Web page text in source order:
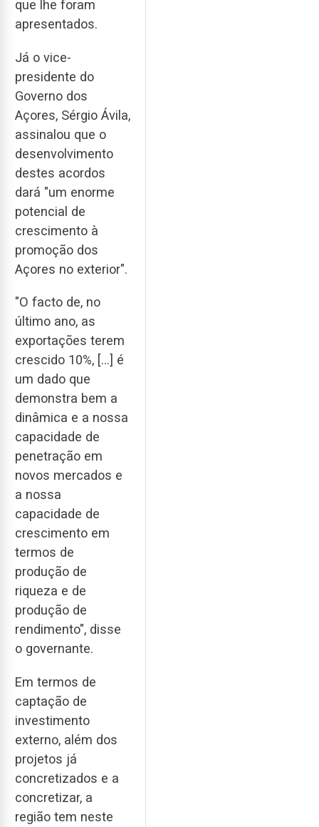
que lhe foram
apresentados.
Já o vice-
presidente do
Governo dos
Açores, Sérgio Ávila,
assinalou que o
desenvolvimento
destes acordos
dará "um enorme
potencial de
crescimento à
promoção dos
Açores no exterior".
"O facto de, no
último ano, as
exportações terem
crescido 10%, [...] é
um dado que
demonstra bem a
dinâmica e a nossa
capacidade de
penetração em
novos mercados e
a nossa
capacidade de
crescimento em
termos de
produção de
riqueza e de
produção de
rendimento", disse
o governante.
Em termos de
captação de
investimento
externo, além dos
projetos já
concretizados e a
concretizar, a
região tem neste